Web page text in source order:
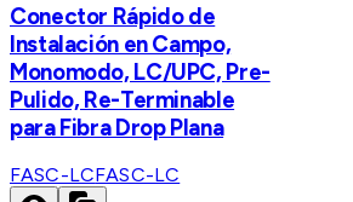
Conector Rápido de
Instalación en Campo,
Monomodo, LC/UPC, Pre-
Pulido, Re-Terminable
para Fibra Drop Plana
FASC-LCFASC-LC